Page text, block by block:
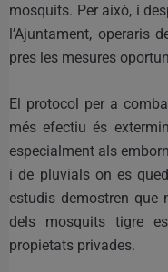
mosquits. Per això, i
l’Ajuntament, operaris
pres les mesures
El protocol per a
més efectiu és
especialment als
i de pluvials on es
estudis demostren que
dels mosquits tigre
propietats privades.